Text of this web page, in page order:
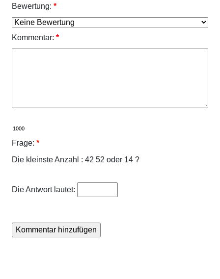
Bewertung: *
Kommentar: *
Frage: *
Die kleinste Anzahl : 42 52 oder 14 ?
Die Antwort lautet: